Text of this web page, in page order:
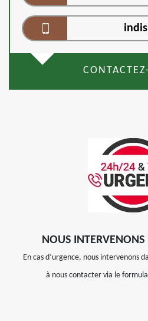
NOUS
En cas d’urgence, nous intervenons
à nous contacter via le